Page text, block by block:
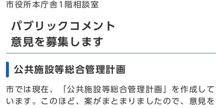
市役所本庁舎1階相談室
パブリックコメント
意見を募集します
公共施設等総合管理計画
市では現在、「公共施設等総合管理計画」を作成して
います。このほど、案がまとまりましたので、意見を